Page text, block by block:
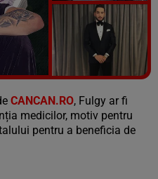
Vezi galeria foto
5 poze
CANCAN.RO, Fulgy ar fi
medicilor, motiv pentru
pentru a beneficia de